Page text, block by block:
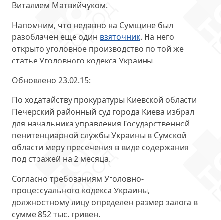
Виталием Матвийчуком.
Напомним, что недавно на Сумщине был
разоблачен еще один взяточник. На него
открыто уголовное производство по той же
статье Уголовного кодекса Украины.
Обновлено 23.02.15:
По ходатайству прокуратуры Киевской области
Печерский районный суд города Киева избрал
для начальника управления Государственной
пенитенциарной службы Украины в Сумской
области меру пресечения в виде содержания
под стражей на 2 месяца.
Согласно требованиям Уголовно-
процессуального кодекса Украины,
должностному лицу определен размер залога в
сумме 852 тыс. гривен.